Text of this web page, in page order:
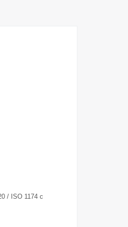
/ ISO 1174 с